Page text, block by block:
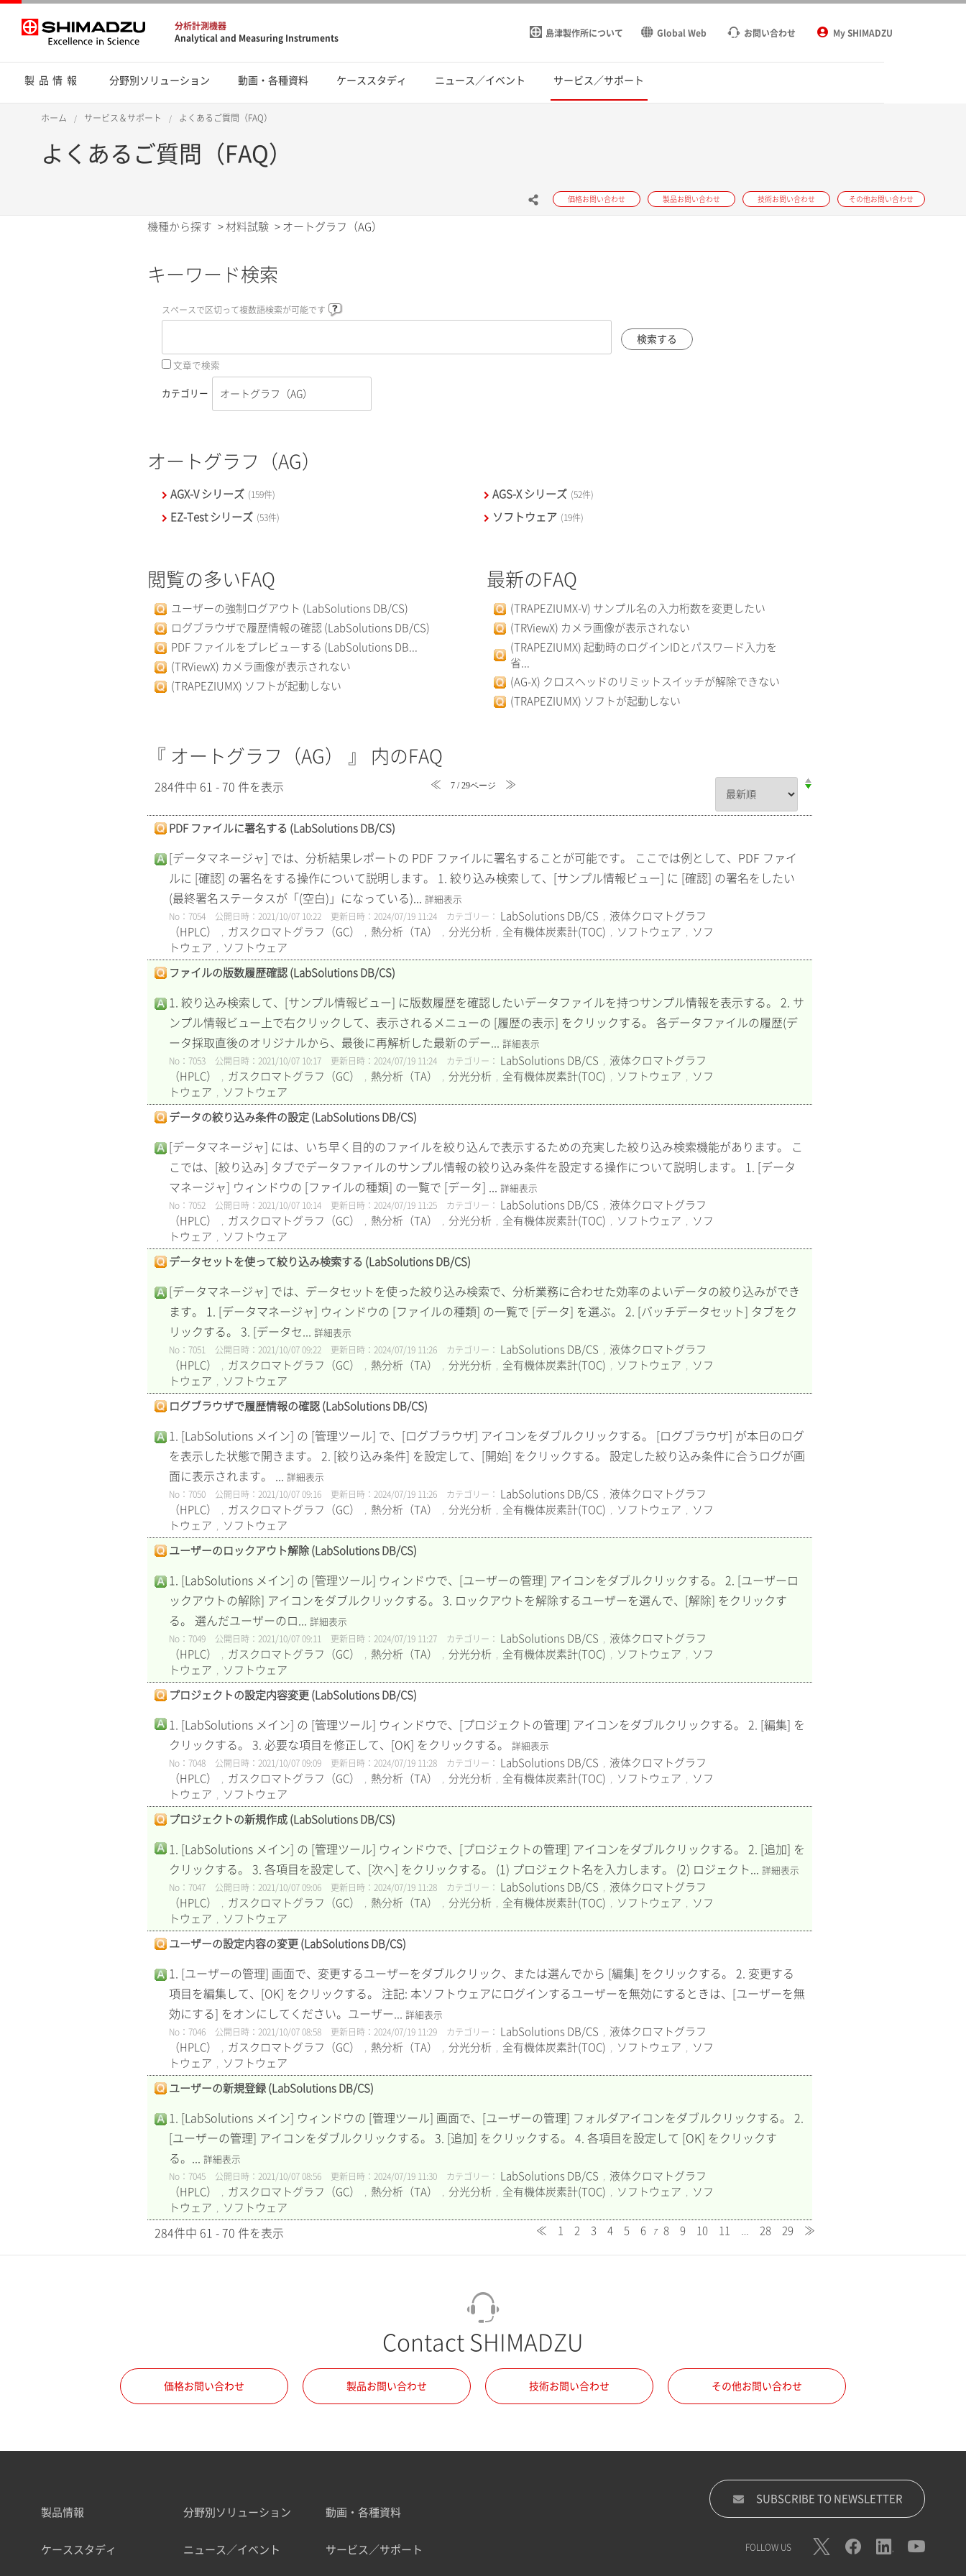
分析計測機器
Analytical and Measuring Instruments
島津製作所について Global Web お問い合わせ My SHIMADZU
製品情報 分野別ソリューション 動画・各種資料 ケーススタディ ニュース／イベント サービス／サポート
ホーム サービス＆サポート よくあるご質問（FAQ）
よくあるご質問（FAQ）
価格お問い合わせ 製品お問い合わせ 技術お問い合わせ その他お問い合わせ
機種から探す > 材料試験 > オートグラフ（AG）
キーワード検索
スペースで区切って複数語検索が可能です
文章で検索
カテゴリー
オートグラフ（AG）
AGX-V シリーズ (159件) AGS-X シリーズ (52件)
EZ-Test シリーズ (53件) ソフトウェア (19件)
閲覧の多いFAQ
ユーザーの強制ログアウト (LabSolutions DB/CS)
ログブラウザで履歴情報の確認 (LabSolutions DB/CS)
PDF ファイルをプレビューする (LabSolutions DB...
(TRViewX) カメラ画像が表示されない
(TRAPEZIUMX) ソフトが起動しない
最新のFAQ
(TRAPEZIUMX-V) サンプル名の入力桁数を変更したい
(TRViewX) カメラ画像が表示されない
(TRAPEZIUMX) 起動時のログインIDとパスワード入力を
省...
(AG-X) クロスヘッドのリミットスイッチが解除できない
(TRAPEZIUMX) ソフトが起動しない
『 オートグラフ（AG） 』 内のFAQ
284件中 61 - 70 件を表示 ≪ 7 / 29ページ ≫
PDF ファイルに署名する (LabSolutions DB/CS)
[データマネージャ] では、分析結果レポートの PDF ファイルに署名することが可能です。 ここでは例として、PDF ファイ
ルに [確認] の署名をする操作について説明します。 1. 絞り込み検索して、[サンプル情報ビュー] に [確認] の署名をしたい
(最終署名ステータスが「(空白)」になっている)...
詳細表示
No：7054 公開日時：2021/10/07 10:22 更新日時：2024/07/19 11:24 カテゴリー： LabSolutions DB/CS
液体クロマトグラフ
（HPLC）
ガスクロマトグラフ（GC） 熱分析（TA） 分光分析, 全有機体炭素計(TOC) ソフトウェア
ソフ
トウェア
ソフトウェア
ファイルの版数履歴確認 (LabSolutions DB/CS)
1. 絞り込み検索して、[サンプル情報ビュー] に版数履歴を確認したいデータファイルを持つサンプル情報を表示する。 2. サ
ンプル情報ビュー上で右クリックして、表示されるメニューの [履歴の表示] をクリックする。 各データファイルの履歴(デ
ータ採取直後のオリジナルから、最後に再解析した最新のデー...
詳細表示
No：7053 公開日時：2021/10/07 10:17 更新日時：2024/07/19 11:24 カテゴリー： LabSolutions DB/CS
液体クロマトグラフ
（HPLC）
ガスクロマトグラフ（GC） 熱分析（TA） 分光分析, 全有機体炭素計(TOC) ソフトウェア
ソフ
トウェア
ソフトウェア
データの絞り込み条件の設定 (LabSolutions DB/CS)
[データマネージャ] には、いち早く目的のファイルを絞り込んで表示するための充実した絞り込み検索機能があります。 こ
こでは、[絞り込み] タブでデータファイルのサンプル情報の絞り込み条件を設定する操作について説明します。 1. [データ
マネージャ] ウィンドウの [ファイルの種類] の一覧で [データ] ...
詳細表示
No：7052 公開日時：2021/10/07 10:14 更新日時：2024/07/19 11:25 カテゴリー： LabSolutions DB/CS
液体クロマトグラフ
（HPLC）
ガスクロマトグラフ（GC） 熱分析（TA） 分光分析, 全有機体炭素計(TOC) ソフトウェア
ソフ
トウェア
ソフトウェア
データセットを使って絞り込み検索する (LabSolutions DB/CS)
[データマネージャ] では、データセットを使った絞り込み検索で、分析業務に合わせた効率のよいデータの絞り込みができ
ます。 1. [データマネージャ] ウィンドウの [ファイルの種類] の一覧で [データ] を選ぶ。 2. [バッチデータセット] タブをク
リックする。 3. [データセ...
詳細表示
No：7051 公開日時：2021/10/07 09:22 更新日時：2024/07/19 11:26 カテゴリー： LabSolutions DB/CS
液体クロマトグラフ
（HPLC）
ガスクロマトグラフ（GC） 熱分析（TA） 分光分析, 全有機体炭素計(TOC) ソフトウェア
ソフ
トウェア
ソフトウェア
ログブラウザで履歴情報の確認 (LabSolutions DB/CS)
1. [LabSolutions メイン] の [管理ツール] で、[ログブラウザ] アイコンをダブルクリックする。 [ログブラウザ] が本日のログ
を表示した状態で開きます。 2. [絞り込み条件] を設定して、[開始] をクリックする。 設定した絞り込み条件に合うログが画
面に表示されます。 ...
詳細表示
No：7050 公開日時：2021/10/07 09:16 更新日時：2024/07/19 11:26 カテゴリー： LabSolutions DB/CS
液体クロマトグラフ
（HPLC）
ガスクロマトグラフ（GC） 熱分析（TA） 分光分析, 全有機体炭素計(TOC) ソフトウェア
ソフ
トウェア
ソフトウェア
ユーザーのロックアウト解除 (LabSolutions DB/CS)
1. [LabSolutions メイン] の [管理ツール] ウィンドウで、[ユーザーの管理] アイコンをダブルクリックする。 2. [ユーザーロ
ックアウトの解除] アイコンをダブルクリックする。 3. ロックアウトを解除するユーザーを選んで、[解除] をクリックす
る。 選んだユーザーのロ...
詳細表示
No：7049 公開日時：2021/10/07 09:11 更新日時：2024/07/19 11:27 カテゴリー： LabSolutions DB/CS
液体クロマトグラフ
（HPLC）
ガスクロマトグラフ（GC） 熱分析（TA） 分光分析, 全有機体炭素計(TOC) ソフトウェア
ソフ
トウェア
ソフトウェア
プロジェクトの設定内容変更 (LabSolutions DB/CS)
1. [LabSolutions メイン] の [管理ツール] ウィンドウで、[プロジェクトの管理] アイコンをダブルクリックする。 2. [編集] を
クリックする。 3. 必要な項目を修正して、[OK] をクリックする。
詳細表示
No：7048 公開日時：2021/10/07 09:09 更新日時：2024/07/19 11:28 カテゴリー： LabSolutions DB/CS
液体クロマトグラフ
（HPLC）
ガスクロマトグラフ（GC） 熱分析（TA） 分光分析, 全有機体炭素計(TOC) ソフトウェア
ソフ
トウェア
ソフトウェア
プロジェクトの新規作成 (LabSolutions DB/CS)
1. [LabSolutions メイン] の [管理ツール] ウィンドウで、[プロジェクトの管理] アイコンをダブルクリックする。 2. [追加] を
クリックする。 3. 各項目を設定して、[次へ] をクリックする。 (1) プロジェクト名を入力します。 (2) ロジェクト...
詳細表示
No：7047 公開日時：2021/10/07 09:06 更新日時：2024/07/19 11:28 カテゴリー： LabSolutions DB/CS
液体クロマトグラフ
（HPLC）
ガスクロマトグラフ（GC） 熱分析（TA） 分光分析, 全有機体炭素計(TOC) ソフトウェア
ソフ
トウェア
ソフトウェア
ユーザーの設定内容の変更 (LabSolutions DB/CS)
1. [ユーザーの管理] 画面で、変更するユーザーをダブルクリック、または選んでから [編集] をクリックする。 2. 変更する
項目を編集して、[OK] をクリックする。 注記: 本ソフトウェアにログインするユーザーを無効にするときは、[ユーザーを無
効にする] をオンにしてください。ユーザー...
詳細表示
No：7046 公開日時：2021/10/07 08:58 更新日時：2024/07/19 11:29 カテゴリー： LabSolutions DB/CS
液体クロマトグラフ
（HPLC）
ガスクロマトグラフ（GC） 熱分析（TA） 分光分析, 全有機体炭素計(TOC) ソフトウェア
ソフ
トウェア
ソフトウェア
ユーザーの新規登録 (LabSolutions DB/CS)
1. [LabSolutions メイン] ウィンドウの [管理ツール] 画面で、[ユーザーの管理] フォルダアイコンをダブルクリックする。 2.
[ユーザーの管理] アイコンをダブルクリックする。 3. [追加] をクリックする。 4. 各項目を設定して [OK] をクリックす
る。...
詳細表示
No：7045 公開日時：2021/10/07 08:56 更新日時：2024/07/19 11:30 カテゴリー： LabSolutions DB/CS
液体クロマトグラフ
（HPLC）
ガスクロマトグラフ（GC） 熱分析（TA） 分光分析, 全有機体炭素計(TOC) ソフトウェア
ソフ
トウェア
ソフトウェア
284件中 61 - 70 件を表示 ≪ 1 2 3 4 5 6 7 8 9 10 11 28 29 ≫
Contact SHIMADZU
価格お問い合わせ 製品お問い合わせ 技術お問い合わせ その他お問い合わせ
製品情報 分野別ソリューション 動画・各種資料
ケーススタディ ニュース／イベント サービス／サポート
SUBSCRIBE TO NEWSLETTER
FOLLOW US